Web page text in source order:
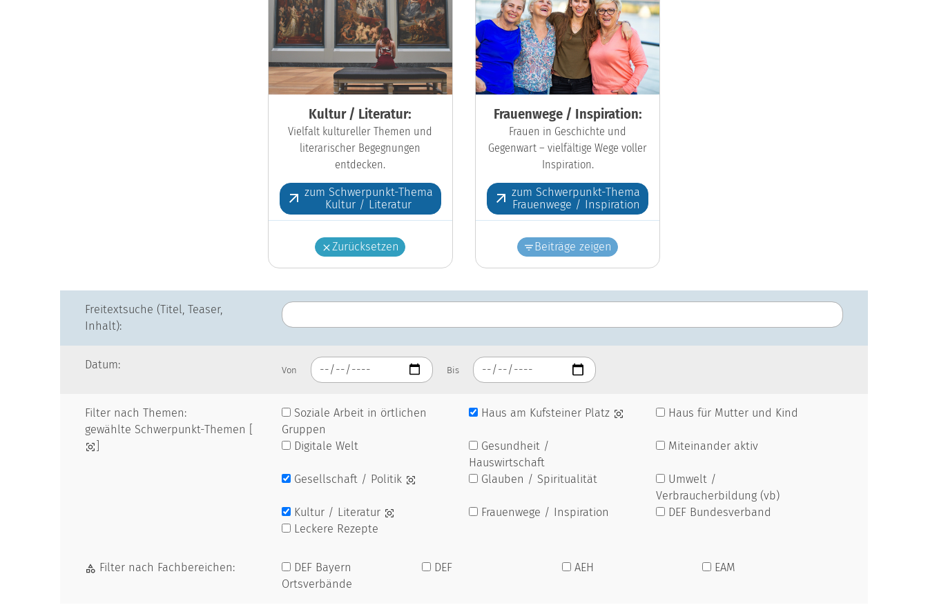
Kultur / Literatur:
Vielfalt kultureller Themen und
literarischer Begegnungen
entdecken.
zum Schwerpunkt-Thema
Kultur / Literatur
Zurücksetzen
Frauenwege / Inspiration:
Frauen in Geschichte und
Gegenwart – vielfältige Wege voller
Inspiration.
zum Schwerpunkt-Thema
Frauenwege / Inspiration
Beiträge zeigen
Freitextsuche (Titel, Teaser,
Inhalt):
Datum: Von Bis
Filter nach Themen:
gewählte Schwerpunkt-Themen [
Soziale Arbeit in örtlichen
Gruppen
Haus am Kufsteiner Platz Haus für Mutter und Kind
Digitale Welt
Gesundheit /
Hauswirtschaft
Miteinander aktiv
Gesellschaft / Politik Glauben / Spiritualität
Umwelt /
Verbraucherbildung (vb)
Kultur / Literatur
Frauenwege / Inspiration
DEF Bundesverband
Leckere Rezepte
Filter nach Fachbereichen:
DEF Bayern
Ortsverbände
DEF AEH EAM